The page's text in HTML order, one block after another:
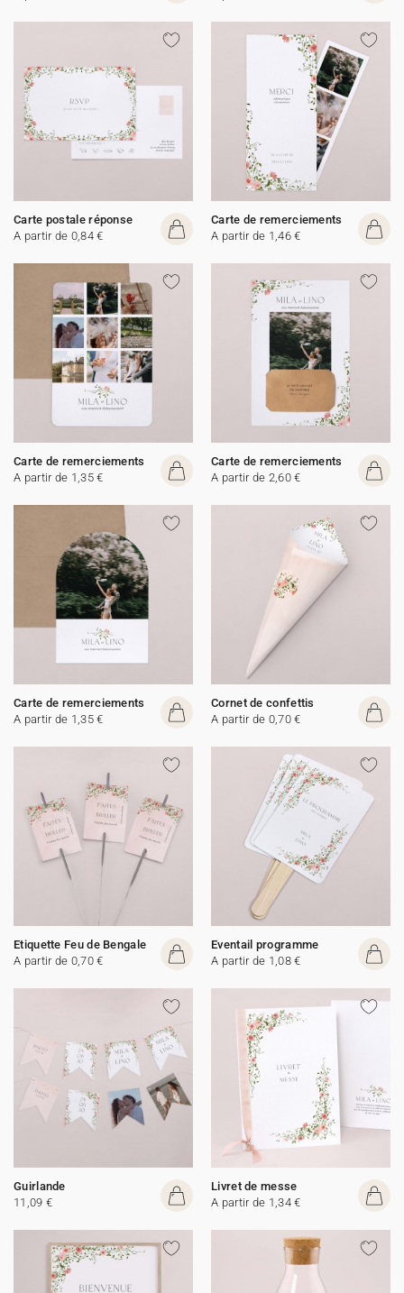
Carte postale réponse
A partir de 0,84 €
Carte de remerciements
A partir de 1,46 €
Carte de remerciements
A partir de 1,35 €
Carte de remerciements
A partir de 2,60 €
Carte de remerciements
A partir de 1,35 €
Cornet de confettis
A partir de 0,70 €
Etiquette Feu de Bengale
A partir de 0,70 €
Eventail programme
A partir de 1,08 €
Guirlande
11,09 €
Livret de messe
A partir de 1,34 €